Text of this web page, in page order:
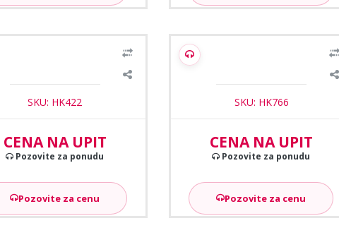
DS-K2604T kontroler za
SKU: HK422
CENA NA UPIT
Pozovite za ponudu
Pozovite za cenu
Hikvision DS-K2624X(P) Kontroler
za cetvoro vrata obostrano
SKU: HK766
CENA NA UPIT
Pozovite za ponudu
Pozovite za cenu